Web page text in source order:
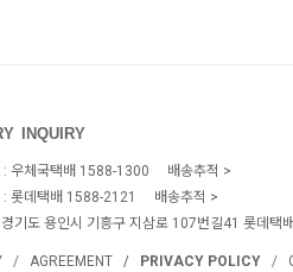
INQUIRY
: 우체국택배 1588-1300
배송추적
: 롯데택배 1588-2121
배송추적
경기도 용인시 기흥구 지삼로 107번길41 롯데택
AGREEMENT PRIVACY POLICY